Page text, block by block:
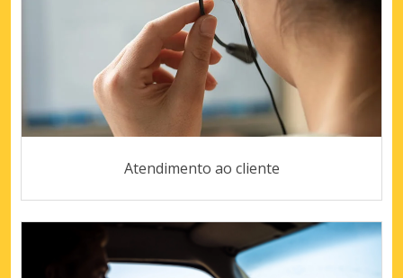
Atendimento ao cliente